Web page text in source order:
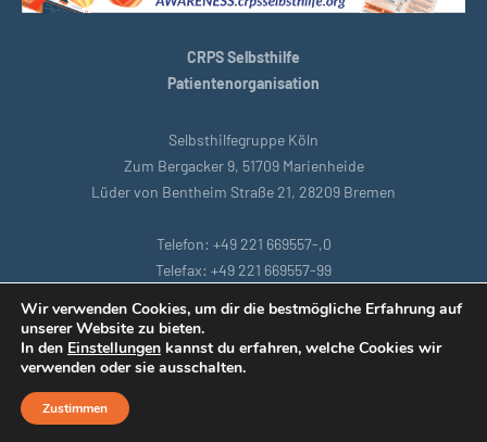
CRPS Selbsthilfe
Patientenorganisation
Selbsthilfegruppe Köln
Zum Bergacker 9, 51709 Marienheide
Lüder von Bentheim Straße 21, 28209 Bremen
Telefon: +49 221 669557-,0
Telefax: +49 221 669557-99
Startseite|Bremen|Datenschutzbestimmungen|Intranet|
Impressum|Remoteunterstützung
Wir verwenden Cookies, um dir die bestmögliche Erfahrung auf
unserer Website zu bieten.
In den Einstellungen kannst du erfahren, welche Cookies wir
verwenden oder sie ausschalten.
Zustimmen